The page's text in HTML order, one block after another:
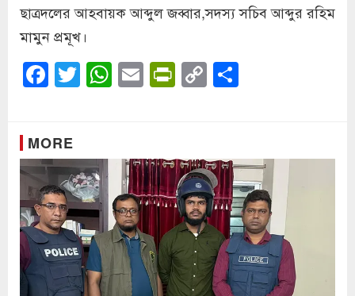
ছাত্রদলের আহবায়ক আব্দুল জব্বার,সদস্য সচিব আব্দুর রহিম
মামুন প্রমূখ।
Facebook
Twitter
WhatsApp
EmailPrintFriendly
Copy
Link
MORE